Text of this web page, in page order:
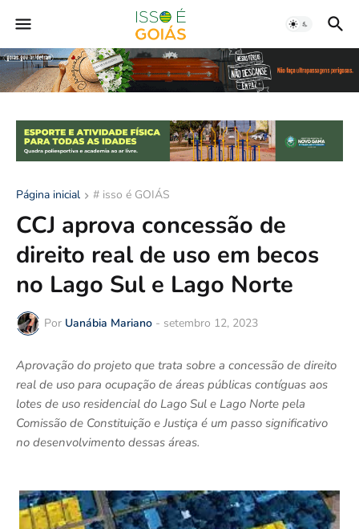
Página inicial # isso é GOIÁS
CCJ aprova concessão de
direito real de uso em becos
no Lago Sul e Lago Norte
Por Uanábia Mariano - setembro 12, 2023
Aprovação do projeto que trata sobre a concessão de direito
real de uso para ocupação de áreas públicas contíguas aos
lotes de uso residencial do Lago Sul e Lago Norte pela
Comissão de Constituição e Justiça é um passo significativo
no desenvolvimento dessas áreas.